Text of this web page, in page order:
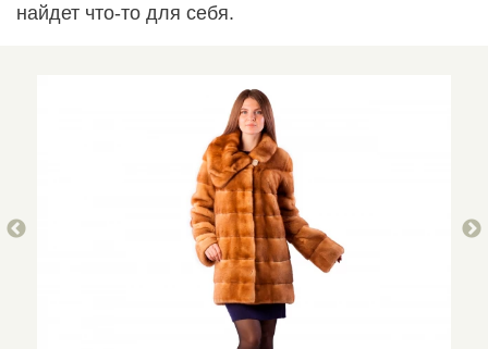
найдет что-то для себя.